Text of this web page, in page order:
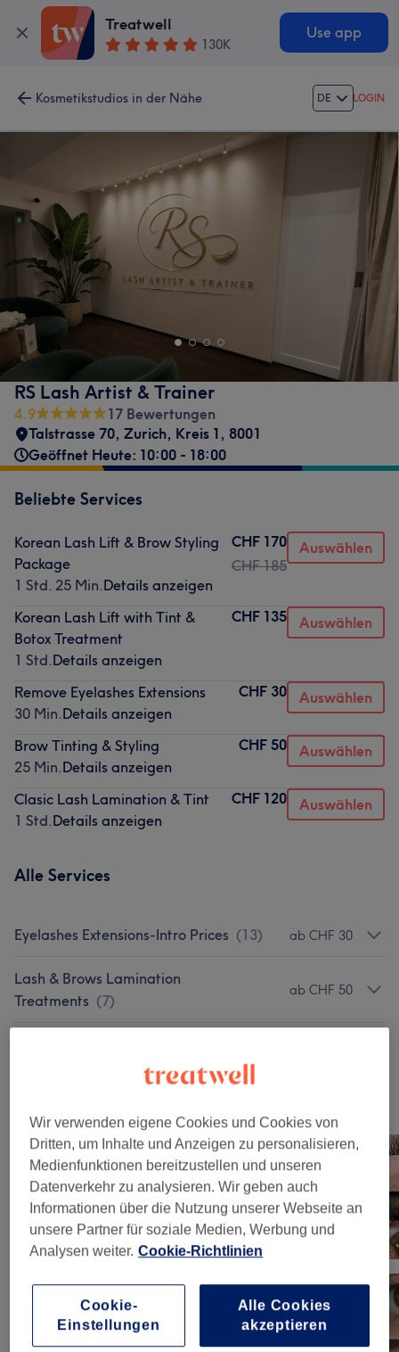
Treatwell
130K
Use app
Kosmetikstudios in der Nähe DE LOGIN
RS Lash Artist & Trainer
4.9
17 Bewertungen
Talstrasse 70, Zurich, Kreis 1, 8001
Geöffnet Heute: 10:00 - 18:00
Beliebte Services
Korean Lash Lift & Brow Styling
Package
1 Std. 25 Min.Details anzeigen
CHF 170
CHF 185
Auswählen
Korean Lash Lift with Tint &
Botox Treatment
1 Std.Details anzeigen
CHF 135 Auswählen
Remove Eyelashes Extensions
30 Min.Details anzeigen
CHF 30 Auswählen
Brow Tinting & Styling
25 Min.Details anzeigen
CHF 50 Auswählen
Clasic Lash Lamination & Tint
1 Std.Details anzeigen
CHF 120 Auswählen
Alle Services
Eyelashes Extensions-Intro Prices (13) ab CHF 30
Lash & Brows Lamination
Treatments (7)
ab CHF 50
Bild anklicken für weitere Details
Wir verwenden eigene Cookies und Cookies von
Dritten, um Inhalte und Anzeigen zu personalisieren,
Medienfunktionen bereitzustellen und unseren
Datenverkehr zu analysieren. Wir geben auch
Informationen über die Nutzung unserer Webseite an
unsere Partner für soziale Medien, Werbung und
Analysen weiter. Cookie-Richtlinien
Alle Cookies
akzeptieren
Cookie-
Einstellungen